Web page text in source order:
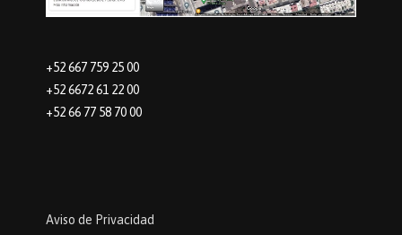
+52 667 759 25 00
+52 6672 61 22 00
+52 66 77 58 70 00
Aviso de Privacidad